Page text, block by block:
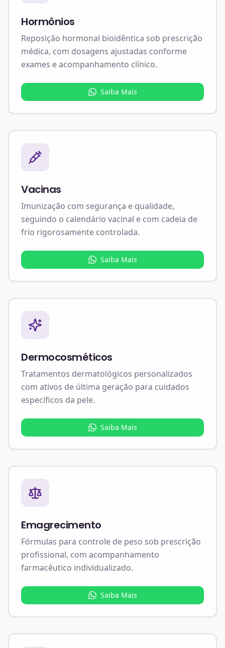
Hormônios
Reposição hormonal bioidêntica sob prescrição
médica, com dosagens ajustadas conforme
exames e acompanhamento clínico.
Saiba Mais
Vacinas
Imunização com segurança e qualidade,
seguindo o calendário vacinal e com cadeia de
frio rigorosamente controlada.
Saiba Mais
Dermocosméticos
Tratamentos dermatológicos personalizados
com ativos de última geração para cuidados
específicos da pele.
Saiba Mais
Emagrecimento
Fórmulas para controle de peso sob prescrição
profissional, com acompanhamento
farmacêutico individualizado.
Saiba Mais